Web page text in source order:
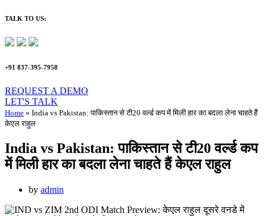
TALK TO US:
+91 837-395-7958
REQUEST A DEMO​
LET'S TALK
Home » India vs Pakistan: पाकिस्तान से टी20 वर्ल्ड कप में मिली हार का बदला लेना चाहते हैं
केएल राहुल
India vs Pakistan: पाकिस्तान से टी20 वर्ल्ड कप
में मिली हार का बदला लेना चाहते हैं केएल राहुल
by admin